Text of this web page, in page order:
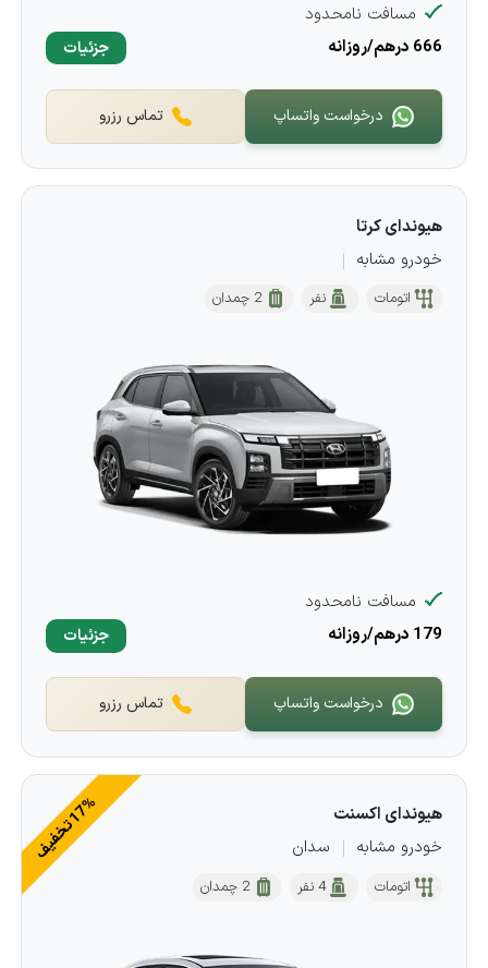
مسافت نامحدود
666 درهم/روزانه
جزئیات
درخواست واتساپ تماس رزرو
هیوندای کرتا
خودرو مشابه
اتومات نفر 2 چمدان
مسافت نامحدود
179 درهم/روزانه
جزئیات
درخواست واتساپ تماس رزرو
1
7
%
ت
خ
ف
ی
ف
هیوندای اکسنت
خودرو مشابه
سدان
اتومات 4 نفر 2 چمدان